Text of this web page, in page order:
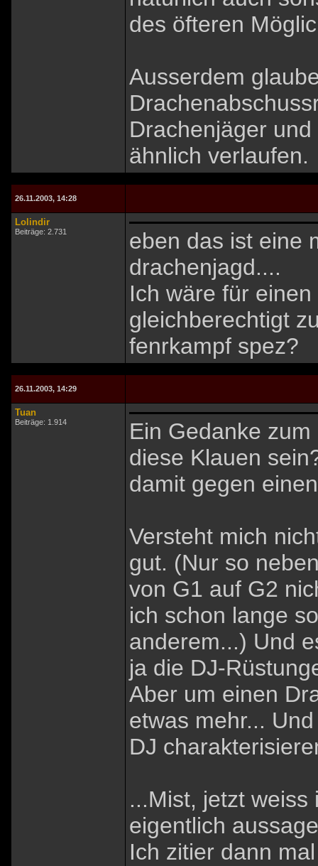
des öfteren
Ausserdem
Drachenjäger
ähnlich verlaufen.
26.11.2003, 14:28
Lolindir
Beiträge: 2.731
eben das ist eine
drachenjagd....
Ich wäre für
gleichberechtigt
fenrkampf spez?
26.11.2003, 14:29
Tuan
Beiträge: 1.914
Ein Gedanke
diese Klauen
damit gegen
Versteht mich
gut. (Nur so
von G1 auf G2
ich schon lange
anderem...) Und
ja die DJ-
Aber um einen
etwas mehr...
DJ
...Mist, jetzt
eigentlich
Ich zitier dann